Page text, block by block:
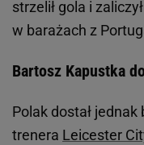
strzelił gola i
w barażach z
Bartosz Kapustka
Polak dostał
trenera Leicester